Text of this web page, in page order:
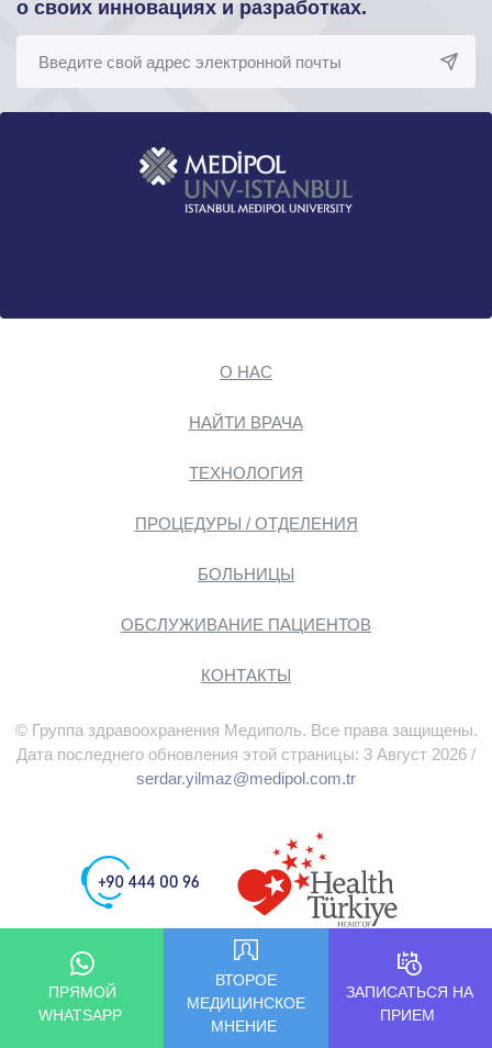
о своих инновациях и разработках.
О НАС
НАЙТИ ВРАЧА
ТЕХНОЛОГИЯ
ПРОЦЕДУРЫ / ОТДЕЛЕНИЯ
БОЛЬНИЦЫ
ОБСЛУЖИВАНИЕ ПАЦИЕНТОВ
КОНТАКТЫ
© Группа здравоохранения Медиполь. Все права защищены.
Дата последнего обновления этой страницы: 3 Август 2026 /
serdar.yilmaz@medipol.com.tr
ПРЯМОЙ
WHATSAPP
ВТОРОЕ
МЕДИЦИНСКОЕ
МНЕНИЕ
ЗАПИСАТЬСЯ НА
ПРИЕМ